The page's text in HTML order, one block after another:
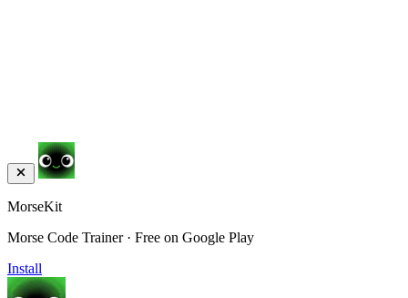
MorseKit
Morse Code Trainer · Free on Google Play
Install